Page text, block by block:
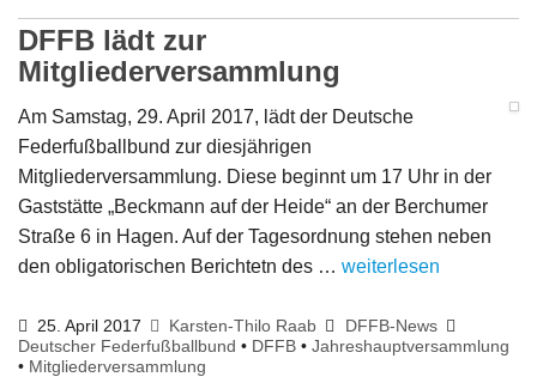
DFFB lädt zur
Mitgliederversammlung
Am Samstag, 29. April 2017, lädt der Deutsche
Federfußballbund zur diesjährigen
Mitgliederversammlung. Diese beginnt um 17 Uhr in der
Gaststätte „Beckmann auf der Heide“ an der Berchumer
Straße 6 in Hagen. Auf der Tagesordnung stehen neben
den obligatorischen Berichtetn des … weiterlesen
25. April 2017 Karsten-Thilo Raab
DFFB-News
Deutscher Federfußballbund • DFFB • Jahreshauptversammlung
• Mitgliederversammlung